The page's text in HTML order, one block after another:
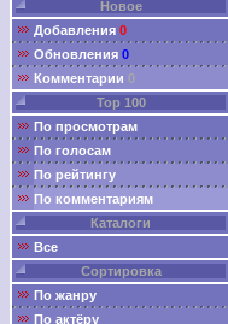
Новое
Добавления 0
Обновления 0
Комментарии 0
Top 100
По просмотрам
По голосам
По рейтингу
По комментариям
Каталоги
Все
Сортировка
По жанру
По актёру